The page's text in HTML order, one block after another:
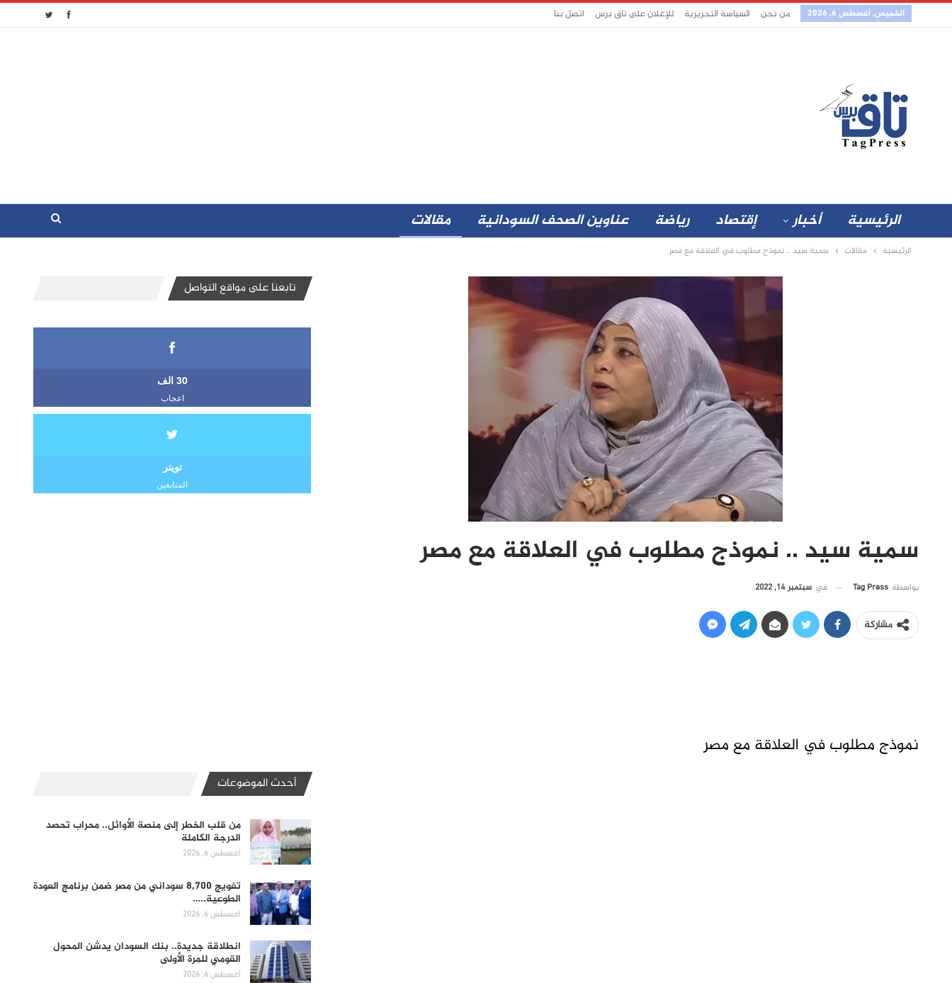
الخميس, أغسطس 6, 2026 من نحن السياسة التحريرية للإعلان على تاق برس اتصل بنا
الرئيسية أخبار إقتصاد رياضة عناوين الصحف السودانية مقالات
الرئيسية مقالات سمية سيد .. نموذج مطلوب في العلاقة مع مصر
سمية سيد .. نموذج مطلوب في العلاقة مع مصر
بواسطة Tag Press في سبتمبر 14, 2022
مشاركة
نموذج مطلوب في العلاقة مع مصر
تابعنا على مواقع التواصل
30 الف
اعجاب
تويتر
المتابعين
أحدث الموضوعات
من قلب الخطر إلى منصة الأوائل.. محراب تحصد
الدرجة الكاملة
أغسطس 6, 2026
تفويج 8,700 سوداني من مصر ضمن برنامج العودة
الطوعية..…
أغسطس 6, 2026
انطلاقة جديدة.. بنك السودان يدشن المحول
القومي للمرة الأولى
أغسطس 6, 2026